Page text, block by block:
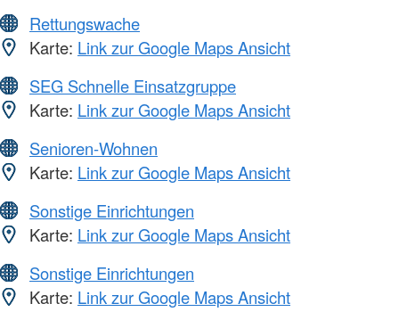
Rettungswache
Karte: Link zur Google Maps Ansicht
SEG Schnelle Einsatzgruppe
Karte: Link zur Google Maps Ansicht
Senioren-Wohnen
Karte: Link zur Google Maps Ansicht
Sonstige Einrichtungen
Karte: Link zur Google Maps Ansicht
Sonstige Einrichtungen
Karte: Link zur Google Maps Ansicht